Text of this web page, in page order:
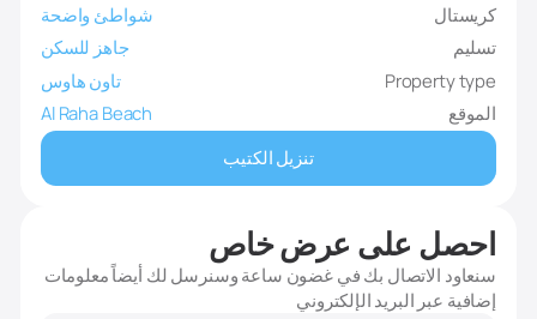
كريستال
شواطئ واضحة
تسليم
جاهز للسكن
Property type
تاون هاوس
الموقع
Al Raha Beach
تنزيل الكتيب
احصل على عرض خاص
سنعاود الاتصال بك في غضون ساعة وسنرسل لك أيضاً معلومات
إضافية عبر البريد الإلكتروني